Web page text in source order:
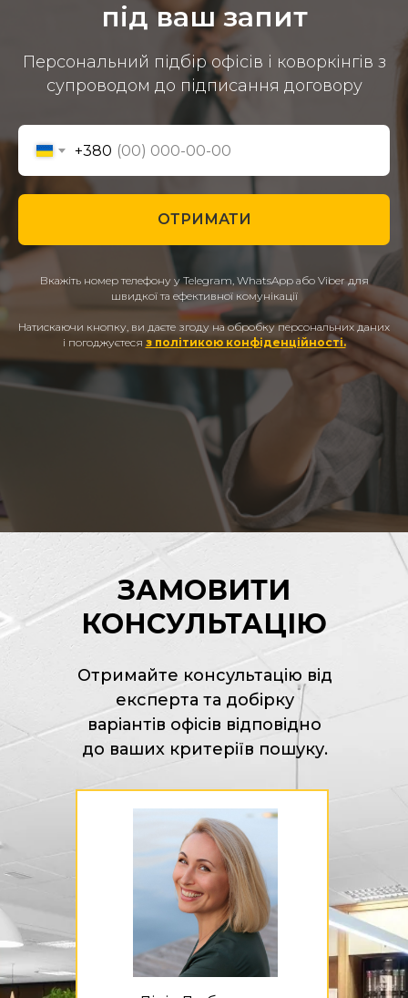
під ваш запит
Персональний підбір офісів і коворкінгів з
супроводом до підписання договору
+380
ОТРИМАТИ
Вкажіть номер телефону у Telegram, WhatsApp або Viber для
швидкої та ефективної комунікації
Натискаючи кнопку, ви даєте згоду на обробку персональних даних
і погоджуєтеся з політикою конфіденційності.
ЗАМОВИТИ
КОНСУЛЬТАЦІЮ
Отримайте консультацію від
експерта та добірку
варіантів офісів відповідно
до ваших критеріїв пошуку.